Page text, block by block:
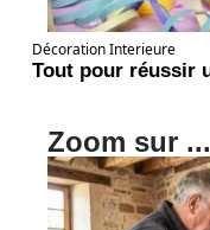
Décoration Interieure
Tout pour réussir
Zoom sur ...